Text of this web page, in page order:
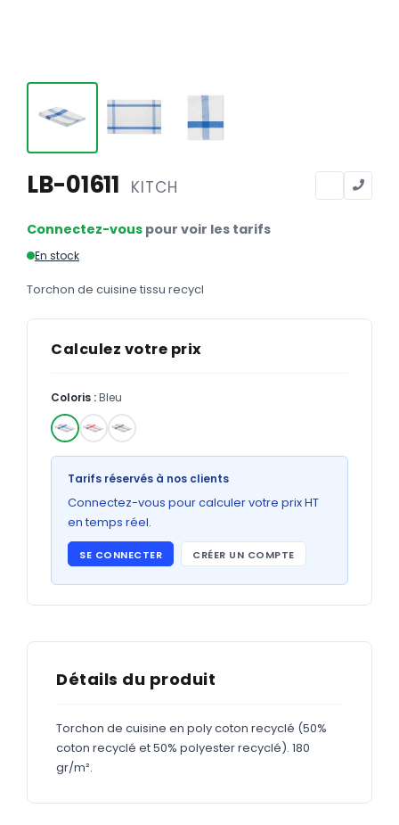
Tête de lettre
Sous-mains
Chemises
Bons de commande
GRAND FORMAT
Abribus
Plans
Bâche
ADHÉSIFS
Étiquettes adhésives en bobine
Adhésifs vitrine
MARQUAGE TEXTILE
LB-01611 KITCH
Connectez-vous pour voir les tarifs
En stock
Torchon de cuisine tissu recycl
Calculez votre prix
Coloris :Bleu
Tarifs réservés à nos clients
Connectez-vous pour calculer votre prix HT
en temps réel.
SE CONNECTER CRÉER UN COMPTE
Détails du produit
Torchon de cuisine en poly coton recyclé (50%
coton recyclé et 50% polyester recyclé). 180
gr/m².